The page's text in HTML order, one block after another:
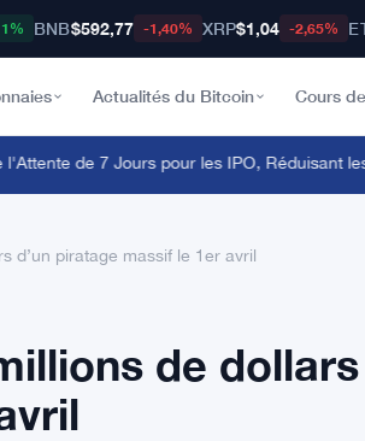
BNB$592,77 -1,40% XRP$1,04 -2,65%
Actualités du Bitcoin Cours
de 7 Jours pour les IPO, Réduisant les
d’un piratage massif le 1er avril
de dollars